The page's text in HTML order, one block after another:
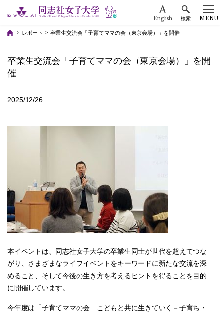
English 検索 MENU
レポート 卒業生交流会「子育てママの会（東京会場）」を開催
卒業生交流会「子育てママの会（東京会場）」を開
催
2025/12/26
本イベントは、同志社女子大学の卒業生同士が世代を超えてつな
がり、さまざまなライフイベントをキーワードに新たな交流を深
めること、そして今後の生き方を考えるヒントを得ることを目的
に開催しています。
今年度は「子育てママの会 こどもと共に生きていく－子育ち・